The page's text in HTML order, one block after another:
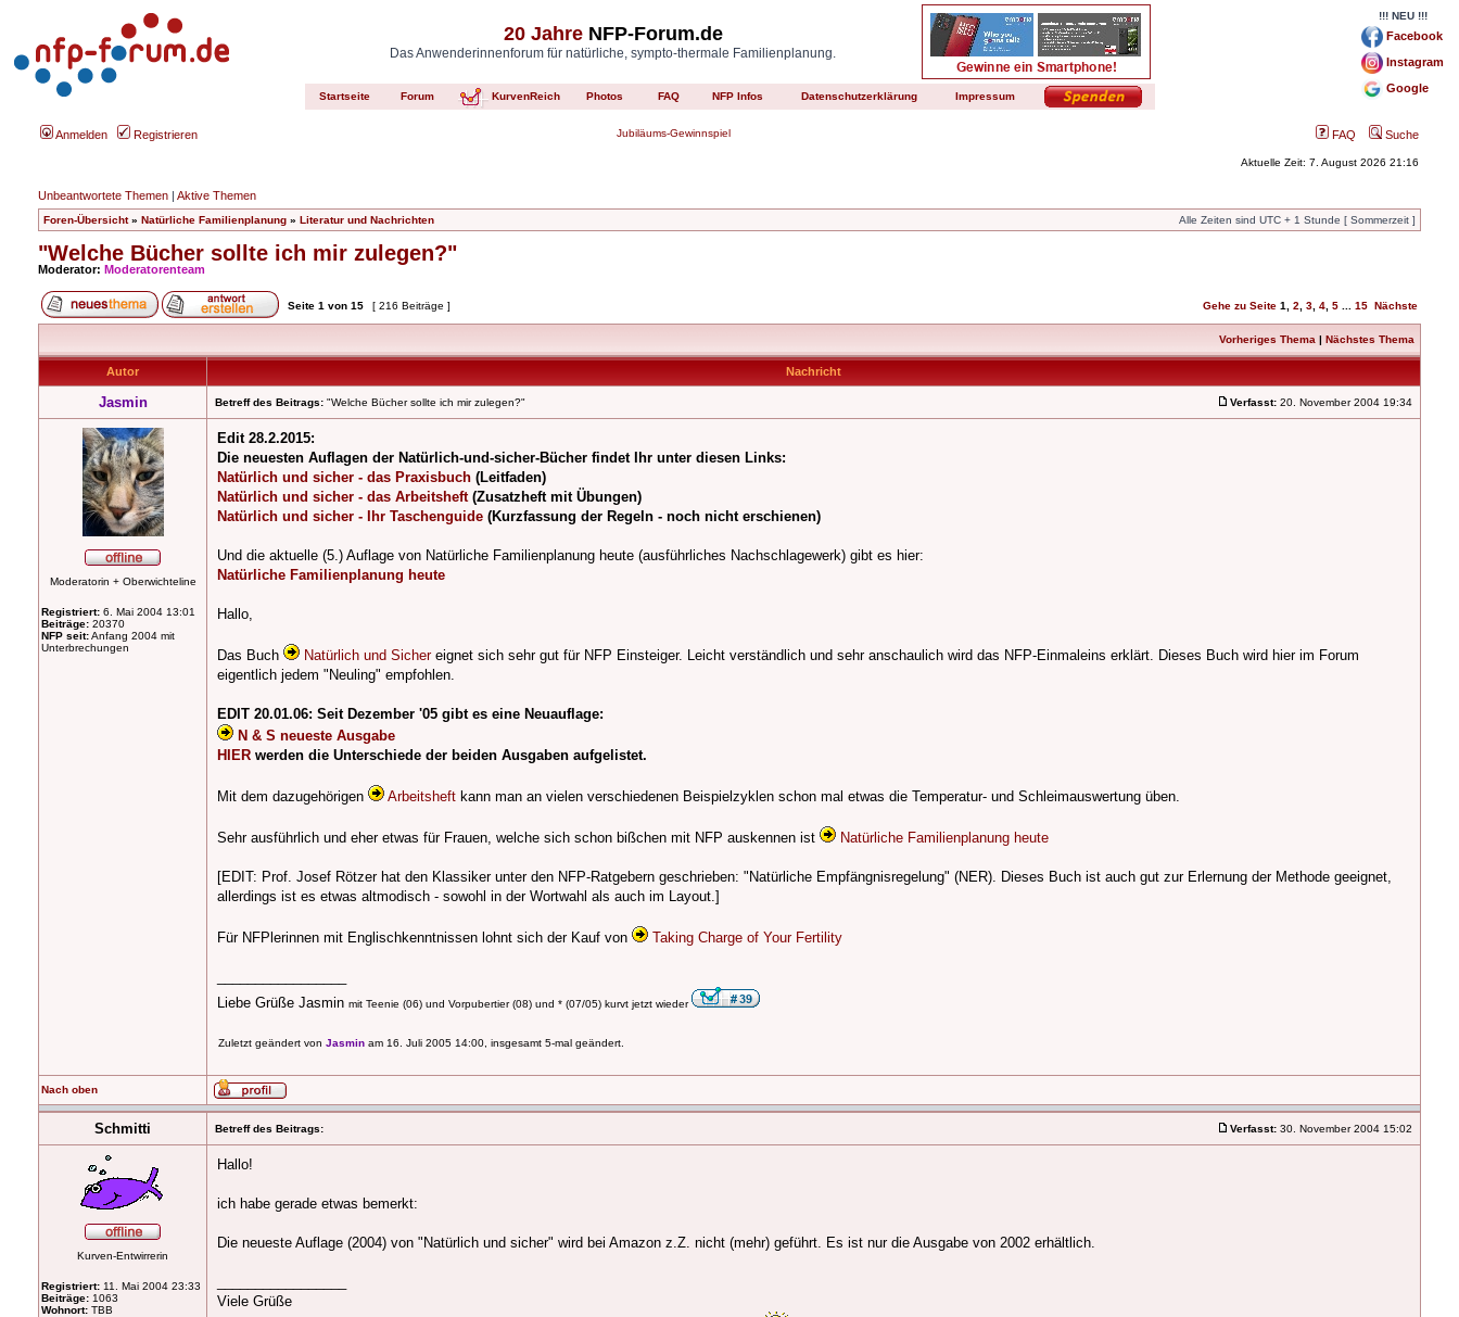
20 JahreNFP-Forum.de
Das Anwenderinnenforum für natürliche, sympto-thermale Familienplanung.
Startseite Forum KurvenReich Photos FAQ NFP Infos Datenschutzerklärung Impressum
!!! NEU !!!
Facebook
Instagram
Google
Anmelden Registrieren Jubiläums-Gewinnspiel FAQ Suche
Aktuelle Zeit: 7. August 2026 21:16
Unbeantwortete Themen | Aktive Themen
Foren-Übersicht» Natürliche Familienplanung » Literatur und Nachrichten Alle Zeiten sind UTC + 1 Stunde [ Sommerzeit ]
"Welche Bücher sollte ich mir zulegen?"
Moderator: Moderatorenteam
Seite 1 von 15 [ 216 Beiträge ] Gehe zu Seite 1 2 3 4 5 15 Nächste
Vorheriges Thema | Nächstes Thema
Autor Nachricht
Jasmin Betreff des Beitrags: "Welche Bücher sollte ich mir zulegen?" Verfasst: 20. November 2004 19:34
Moderatorin + Oberwichteline
Registriert: 6. Mai 2004 13:01
Beiträge: 20370
NFP seit:Anfang 2004 mit
Unterbrechungen
Edit 28.2.2015:
Die neuesten Auflagen der Natürlich-und-sicher-Bücher findet Ihr unter diesen Links:
Natürlich und sicher - das Praxisbuch (Leitfaden)
Natürlich und sicher - das Arbeitsheft(Zusatzheft mit Übungen)
Natürlich und sicher - Ihr Taschenguide (Kurzfassung der Regeln - noch nicht erschienen)
Und die aktuelle (5.) Auflage von Natürliche Familienplanung heute (ausführliches Nachschlagewerk) gibt es hier:
Natürliche Familienplanung heute
Hallo,
Das Buch Natürlich und Sichereignet sich sehr gut für NFP Einsteiger. Leicht verständlich und sehr anschaulich wird das NFP-Einmaleins erklärt. Dieses Buch wird hier im Forum
eigentlich jedem "Neuling" empfohlen.
EDIT 20.01.06: Seit Dezember '05 gibt es eine Neuauflage:
N & S neueste Ausgabe
HIER werden die Unterschiede der beiden Ausgaben aufgelistet.
Mit dem dazugehörigen Arbeitsheft kann man an vielen verschiedenen Beispielzyklen schon mal etwas die Temperatur- und Schleimauswertung üben.
Sehr ausführlich und eher etwas für Frauen, welche sich schon bißchen mit NFP auskennen ist Natürliche Familienplanung heute
[EDIT: Prof. Josef Rötzer hat den Klassiker unter den NFP-Ratgebern geschrieben: "Natürliche Empfängnisregelung" (NER). Dieses Buch ist auch gut zur Erlernung der Methode geeignet,
allerdings ist es etwas altmodisch - sowohl in der Wortwahl als auch im Layout.]
Für NFPlerinnen mit Englischkenntnissen lohnt sich der Kauf von Taking Charge of Your Fertility
Liebe Grüße Jasmin mit Teenie (06) und Vorpubertier (08) und * (07/05) kurvt jetzt wieder
Zuletzt geändert von Jasmin am 16. Juli 2005 14:00, insgesamt 5-mal geändert.
Nach oben
Schmitti Betreff des Beitrags: Verfasst: 30. November 2004 15:02
Kurven-Entwirrerin
Registriert: 11. Mai 2004 23:33
Beiträge: 1063
Wohnort: TBB
Hallo!
ich habe gerade etwas bemerkt:
Die neueste Auflage (2004) von "Natürlich und sicher" wird bei Amazon z.Z. nicht (mehr) geführt. Es ist nur die Ausgabe von 2002 erhältlich.
Viele Grüße